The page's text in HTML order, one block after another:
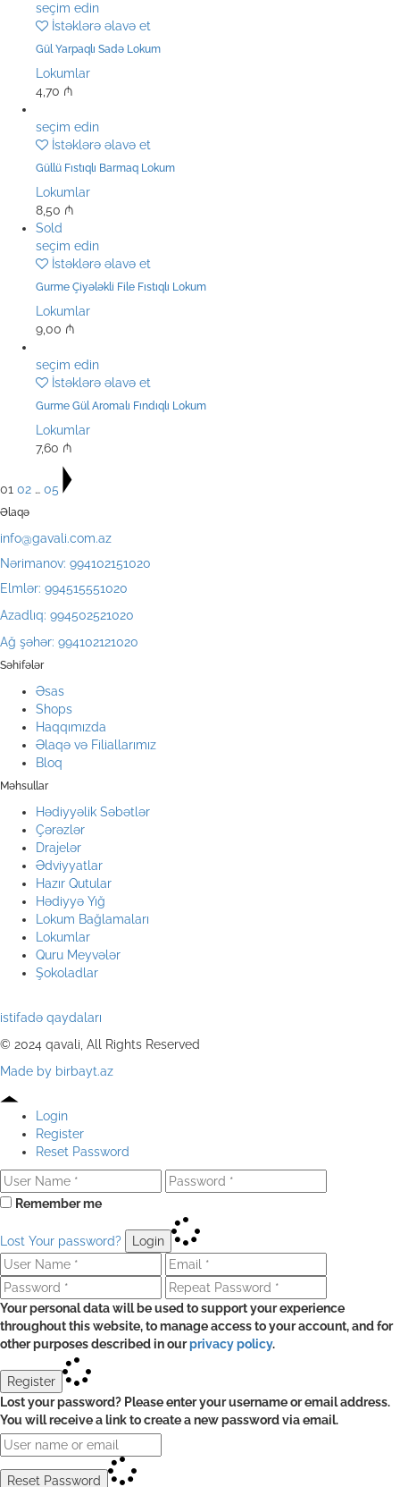
seçim edin
İstəklərə əlavə et
Gül Yarpaqlı Sadə Lokum
Lokumlar
4,70 ₼
seçim edin
İstəklərə əlavə et
Güllü Fıstıqlı Barmaq Lokum
Lokumlar
8,50 ₼
Sold
seçim edin
İstəklərə əlavə et
Gurme Çiyələkli File Fıstıqlı Lokum
Lokumlar
9,00 ₼
seçim edin
İstəklərə əlavə et
Gurme Gül Aromalı Fındıqlı Lokum
Lokumlar
7,60 ₼
01 02 … 05
Əlaqə
info@gavali.com.az
Nərimanov: 994102151020
Elmlər: 994515551020
Azadlıq: 994502521020
Ağ şəhər: 994102121020
Səhifələr
Əsas
Shops
Haqqımızda
Əlaqə və Filiallarımız
Bloq
Məhsullar
Hədiyyəlik Səbətlər
Çərəzlər
Drajelər
Ədviyyatlar
Hazır Qutular
Hədiyyə Yığ
Lokum Bağlamaları
Lokumlar
Quru Meyvələr
Şokoladlar
istifadə qaydaları
© 2024 qavali, All Rights Reserved
Made by birbayt.az
Login
Register
Reset Password
Remember me
Lost Your password? Login
Your personal data will be used to support your experience
throughout this website, to manage access to your account, and for
other purposes described in ourprivacy policy.
Register
Lost your password? Please enter your username or email address.
You will receive a link to create a new password via email.
Reset Password